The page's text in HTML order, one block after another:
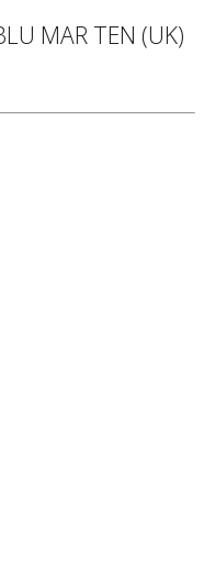
MAR TEN (UK)